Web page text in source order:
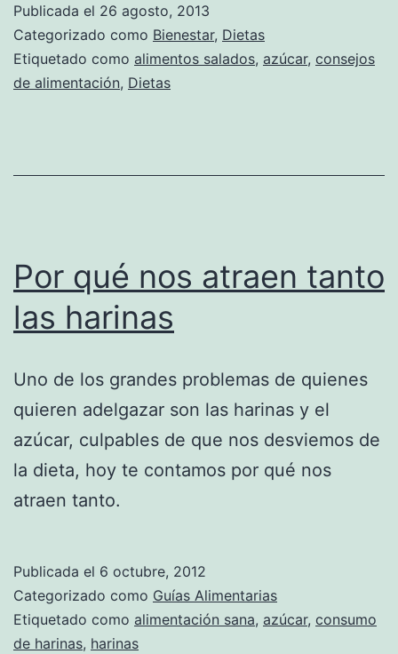
Publicada el 26 agosto, 2013
Categorizado como Bienestar, Dietas
Etiquetado como alimentos salados, azúcar, consejos
de alimentación, Dietas
Por qué nos atraen tanto
las harinas
Uno de los grandes problemas de quienes
quieren adelgazar son las harinas y el
azúcar, culpables de que nos desviemos de
la dieta, hoy te contamos por qué nos
atraen tanto.
Publicada el 6 octubre, 2012
Categorizado como Guías Alimentarias
Etiquetado como alimentación sana, azúcar, consumo
de harinas, harinas